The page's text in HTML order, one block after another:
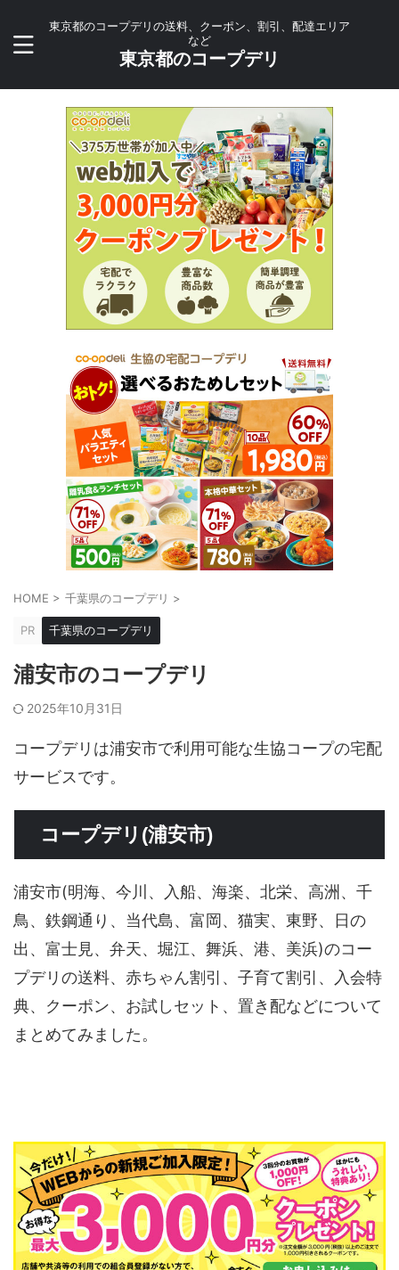
東京都のコープデリの送料、クーポン、割引、配達エリア
など
東京都のコープデリ
HOME > 千葉県のコープデリ >
PR 千葉県のコープデリ
浦安市のコープデリ
2025年10月31日
コープデリは浦安市で利用可能な生協コープの宅配
サービスです。
コープデリ(浦安市)
浦安市(明海、今川、入船、海楽、北栄、高洲、千
鳥、鉄鋼通り、当代島、富岡、猫実、東野、日の
出、富士見、弁天、堀江、舞浜、港、美浜)のコー
プデリの送料、赤ちゃん割引、子育て割引、入会特
典、クーポン、お試しセット、置き配などについて
まとめてみました。